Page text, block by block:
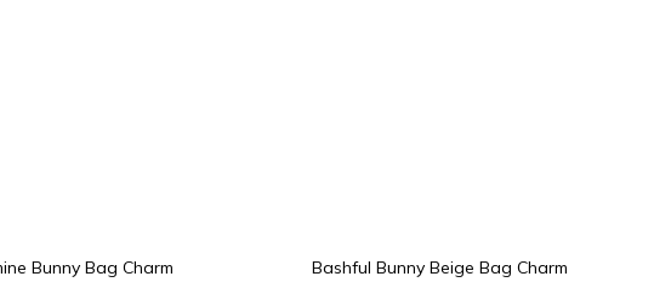
Bunny Bag Charm Bashful Bunny Beige Bag Charm